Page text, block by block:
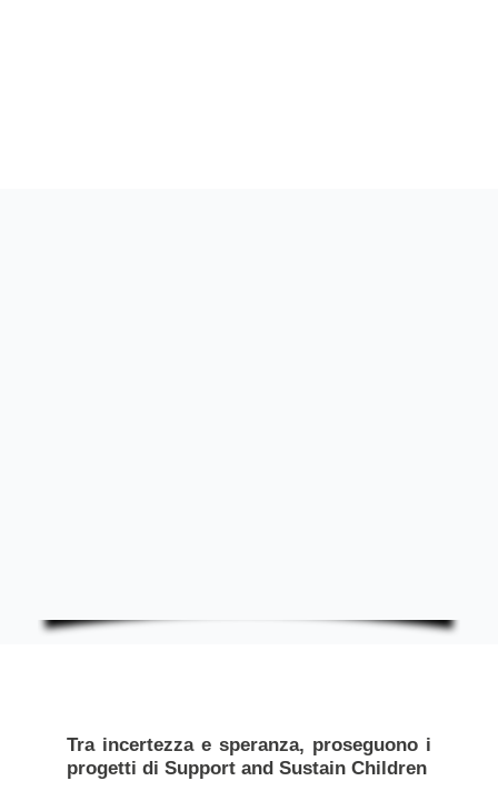
Tra incertezza e speranza, proseguono i
progetti di Support and Sustain Children